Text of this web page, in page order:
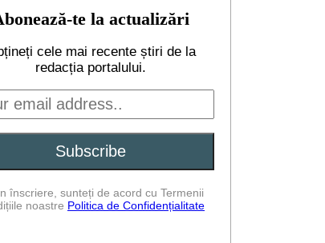
te la actualizări
cele mai recente știri de la
redacția portalului.
înscriere, sunteți de acord cu Termenii
noastre Politica de Confidențialitate